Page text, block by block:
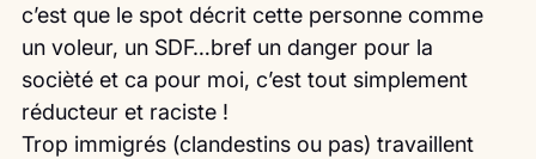
c’est que le spot décrit cette personne comme
un voleur, un SDF…bref un danger pour la
socièté et ca pour moi, c’est tout simplement
réducteur et raciste !
Trop immigrés (clandestins ou pas) travaillent